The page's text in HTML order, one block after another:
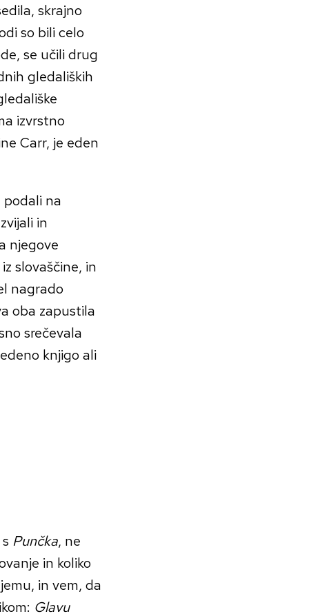
skrajno
so bili celo
se učili drug
gledaliških
izvrstno
Carr, je eden
podali na
in
njegove
slovaščine, in
nagrado
oba zapustila
srečevala
knjigo ali
Punčka, ne
in koliko
in vem, da
Glavu